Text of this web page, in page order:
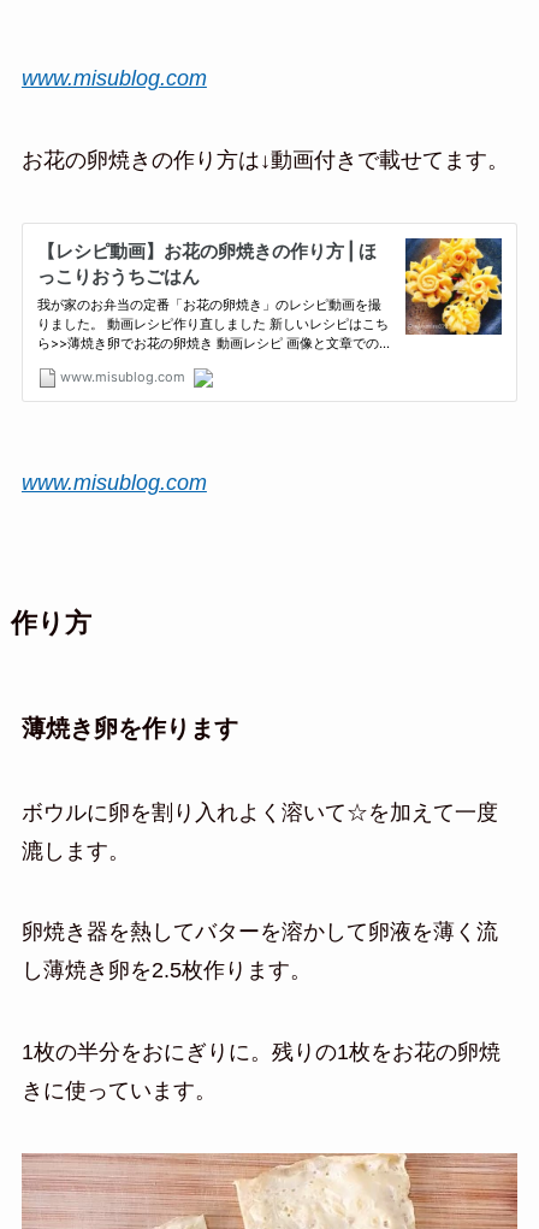
www.misublog.com
お花の卵焼きの作り方は↓動画付きで載せてます。
www.misublog.com
作り方
薄焼き卵を作ります
ボウルに卵を割り入れよく溶いて☆を加えて一度
漉します。
卵焼き器を熱してバターを溶かして卵液を薄く流
し薄焼き卵を2.5枚作ります。
1枚の半分をおにぎりに。 残りの1枚をお花の卵焼
きに使っています。